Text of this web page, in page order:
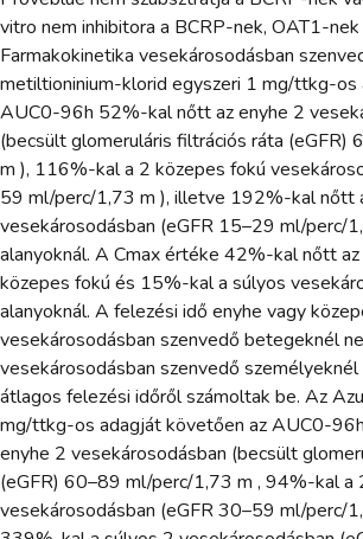
vitro nem inhibitora a BCRP-nek, OAT1-
Farmakokinetika vesekárosodásban
metiltioninium-klorid egyszeri 1 mg/ttkg-os
AUC0-96h 52%-kal nőtt az enyhe 2
(becsült glomeruláris filtrációs ráta (eGFR)
m ), 116%-kal a 2 közepes fokú
59 ml/perc/1,73 m ), illetve 192%-kal nőtt
vesekárosodásban (eGFR 15–29 ml/perc/
alanyoknál. A Cmax értéke 42%-kal nőtt
közepes fokú és 15%-kal a súlyos
alanyoknál. A felezési idő enyhe vagy
vesekárosodásban szenvedő betegeknél
vesekárosodásban szenvedő
átlagos felezési időről számoltak be. Az
mg/ttkg-os adagját követően az AUC0-
enyhe 2 vesekárosodásban (becsült
(eGFR) 60–89 ml/perc/1,73 m , 94%-kal a
vesekárosodásban (eGFR 30–59 ml/perc/